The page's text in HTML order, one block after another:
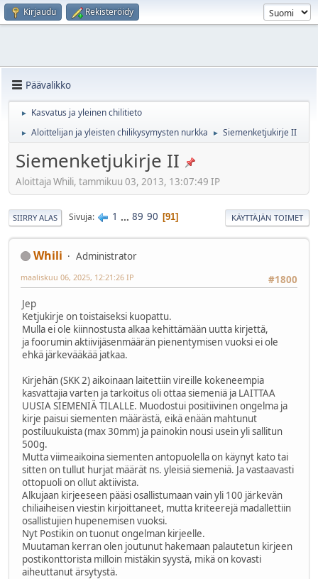
Kirjaudu Rekisteröidy
Päävalikko
► Kasvatus ja yleinen chilitieto
► Aloittelijan ja yleisten chilikysymysten nurkka ► Siemenketjukirje II
Siemenketjukirje II
Aloittaja Whili, tammikuu 03, 2013, 13:07:49 IP
SIIRRY ALAS Sivuja 1 ... 89 90 91 KÄYTTÄJÄN TOIMET
Whili
Administrator
#1800
maaliskuu 06, 2025, 12:21:26 IP
Jep
Ketjukirje on toistaiseksi kuopattu.
Mulla ei ole kiinnostusta alkaa kehittämään uutta kirjettä,
ja foorumin aktiivijäsenmäärän pienentymisen vuoksi ei ole
ehkä järkevääkää jatkaa.
Kirjehän (SKK 2) aikoinaan laitettiin vireille kokeneempia
kasvattajia varten ja tarkoitus oli ottaa siemeniä ja LAITTAA
UUSIA SIEMENIÄ TILALLE. Muodostui positiivinen ongelma ja
kirje paisui siementen määrästä, eikä enään mahtunut
postiluukuista (max 30mm) ja painokin nousi usein yli sallitun
500g.
Mutta viimeaikoina siementen antopuolella on käynyt kato tai
sitten on tullut hurjat määrät ns. yleisiä siemeniä. Ja vastaavasti
ottopuoli on ollut aktiivista.
Alkujaan kirjeeseen pääsi osallistumaan vain yli 100 järkevän
chiliaiheisen viestin kirjoittaneet, mutta kriteerejä madallettiin
osallistujien hupenemisen vuoksi.
Nyt Postikin on tuonut ongelman kirjeelle.
Muutaman kerran olen joutunut hakemaan palautetun kirjeen
postikonttorista milloin mistäkin syystä, mikä on kovasti
aiheuttanut ärsytystä.